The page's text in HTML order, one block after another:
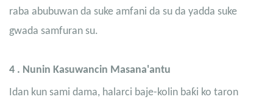
raba abubuwan da suke amfani da su da yadda suke
gwada samfuran su.
4 . Nunin Kasuwancin Masana'antu
Idan kun sami dama, halarci baje-kolin baƙi ko taron